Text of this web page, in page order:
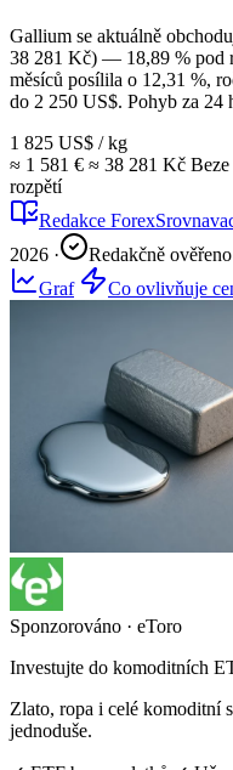
Gallium se aktuálně
38 281 Kč) — 18,89 % pod
měsíců posílila o 12,31 %,
do 2 250 US$. Pohyb za
1 825 US$ / kg
≈ 1 581 € ≈ 38 281 Kč
rozpětí
Redakce
2026 ·
Redakčně ověřeno
Graf
Co ovlivňuje
Sponzorováno · eToro
Investujte do komoditních
Zlato, ropa i celé komoditní
jednoduše.